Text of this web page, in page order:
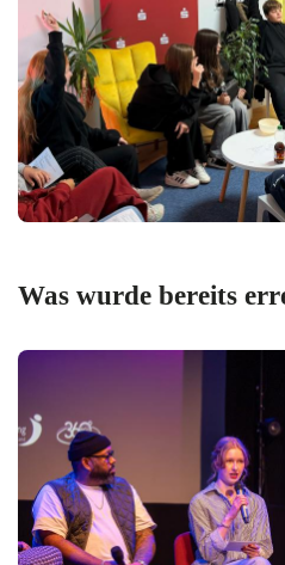
Was wurde bereits